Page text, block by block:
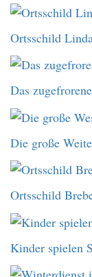
Ortsschild
Das
Die große
Ortsschild
Kinder spielen